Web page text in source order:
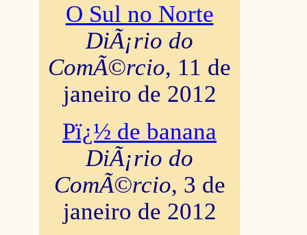
O Sul no Norte
DiÃ¡rio do
ComÃ©rcio, 11 de
janeiro de 2012
Pï¿½ de banana
DiÃ¡rio do
ComÃ©rcio, 3 de
janeiro de 2012